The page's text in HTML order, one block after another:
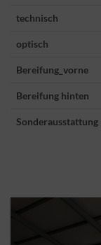
technisch
optisch
Bereifung_vorne
Bereifung hinten
Sonderausstattung